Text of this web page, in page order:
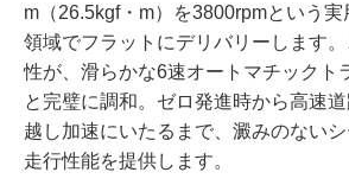
m（26.5kgf・m）を3800rpmという
領域でフラットにデリバリーします
性が、滑らかな6速オートマチックト
と完璧に調和。ゼロ発進時から高速
越し加速にいたるまで、澱みのない
走行性能を提供します。